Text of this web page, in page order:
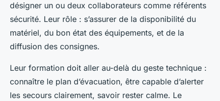
désigner un ou deux collaborateurs comme référents
sécurité. Leur rôle : s’assurer de la disponibilité du
matériel, du bon état des équipements, et de la
diffusion des consignes.
Leur formation doit aller au-delà du geste technique :
connaître le plan d’évacuation, être capable d’alerter
les secours clairement, savoir rester calme. Le